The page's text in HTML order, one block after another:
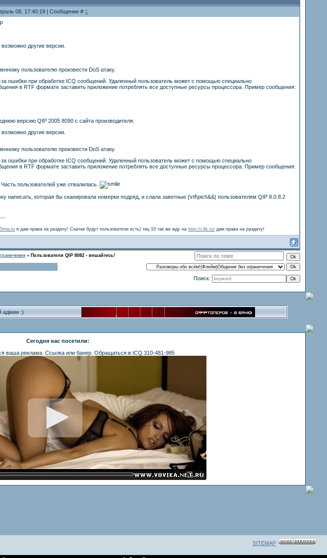
08, 17:40:19 | Сообщение # 1
другие версии.
пользователю произвести DoS атаку.
ошибки при обработке ICQ сообщений. Удаленный пользователь может с помощью специально
в RTF формате заставить приложение потреблять все доступные ресурсы процессора. Пример сообщения:
версию QIP 2005 8090 с сайта производителя.
другие версии.
пользователю произвести DoS атаку.
ошибки при обработке ICQ сообщений. Удаленный пользователь может с помощью специально
в RTF формате заставить приложение потреблять все доступные ресурсы процессора. Пример сообщения:
пользователей уже отвалилась.
написать, которая бы сканировала номерки подряд, и слала заветные {\rtf\pict\&&} пользователям QIP 8.0.8.2
я дам права на раздачу! Скачки будут пользователи есть) тиц 10 так же жду на http://c4k.ru/ дам права на раздачу!
» Пользователи QIP 8082 - вешайтесь!
Поиск:
админ :)
Сегодня нас посетили:
ваша реклама. Ссылка или банер. Обращаться в ICQ 310-481-985
SITEMAP